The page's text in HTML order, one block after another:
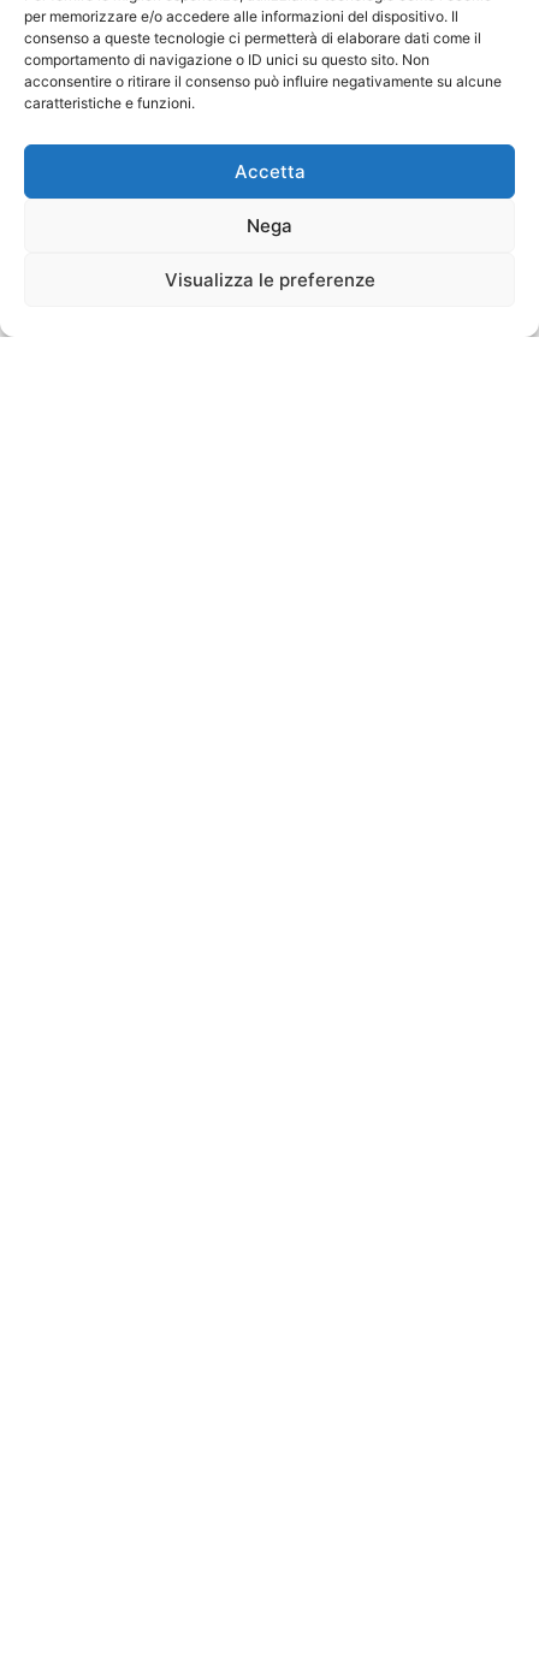
per memorizzare e/o accedere alle informazioni del dispositivo. Il
consenso a queste tecnologie ci permetterà di elaborare dati come il
comportamento di navigazione o ID unici su questo sito. Non
acconsentire o ritirare il consenso può influire negativamente su alcune
caratteristiche e funzioni.
Accetta
Nega
Visualizza le preferenze